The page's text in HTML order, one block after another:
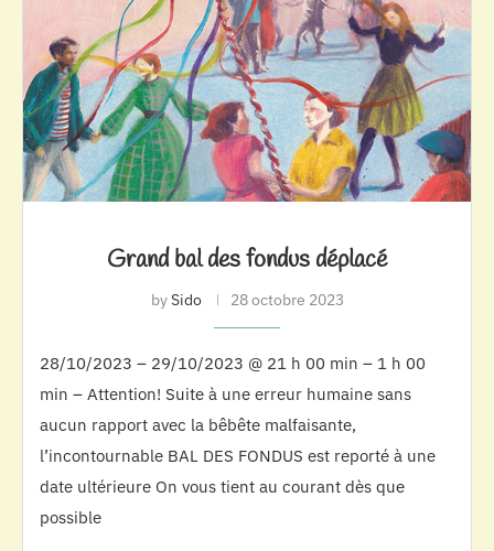
Grand bal des fondus déplacé
bySido 28 octobre 2023
28/10/2023 – 29/10/2023 @ 21 h 00 min – 1 h 00
min – Attention! Suite à une erreur humaine sans
aucun rapport avec la bêbête malfaisante,
l’incontournable BAL DES FONDUS est reporté à une
date ultérieure On vous tient au courant dès que
possible